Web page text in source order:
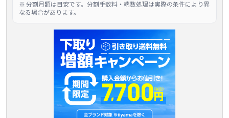
※ 分割月額は目安です。分割手数料・端数処理は実際の条件により異
なる場合があります。